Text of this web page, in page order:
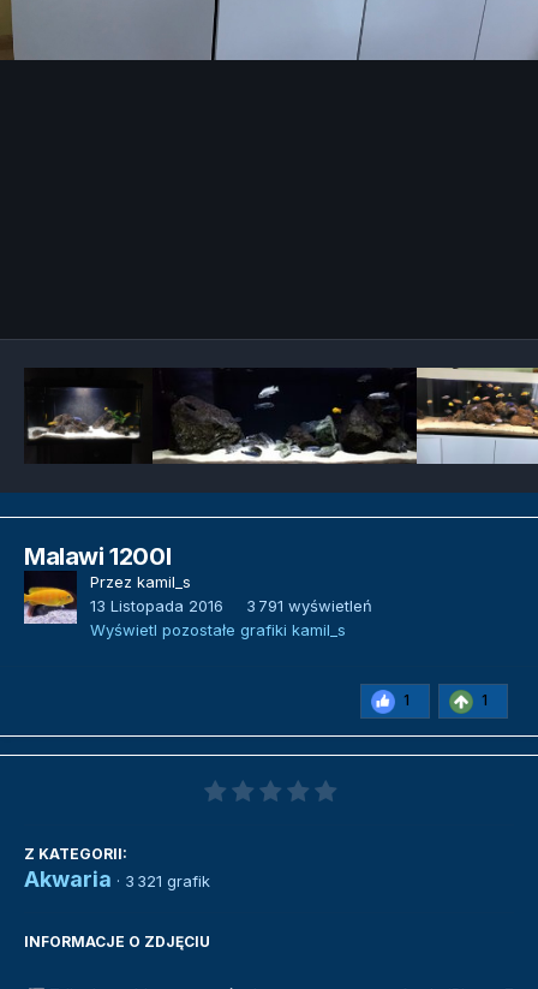
Malawi 1200l
Przez kamil_s
13 Listopada 2016
3 791 wyświetleń
Wyświetl pozostałe grafiki kamil_s
1 1
Z KATEGORII:
Akwaria · 3 321 grafik
INFORMACJE O ZDJĘCIU